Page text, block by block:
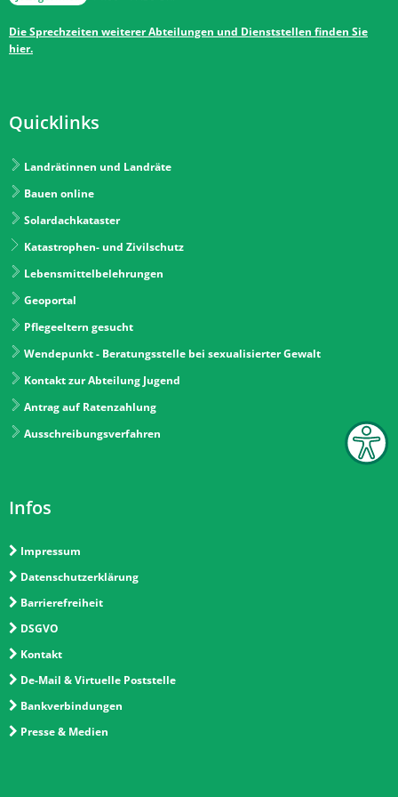
Die Sprechzeiten weiterer Abteilungen und Dienststellen finden Sie
hier.
Quicklinks
Landrätinnen und Landräte
Bauen online
Solardachkataster
Katastrophen- und Zivilschutz
Lebensmittelbelehrungen
Geoportal
Pflegeeltern gesucht
Wendepunkt - Beratungsstelle bei sexualisierter Gewalt
Kontakt zur Abteilung Jugend
Antrag auf Ratenzahlung
Ausschreibungsverfahren
Infos
Impressum
Datenschutzerklärung
Barrierefreiheit
DSGVO
Kontakt
De-Mail & Virtuelle Poststelle
Bankverbindungen
Presse & Medien